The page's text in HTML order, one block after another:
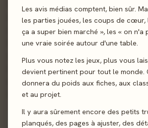
Les avis médias comptent, bien sûr.
les parties jouées, les coups de cœur,
ça a super bien marché », les « on
une vraie soirée autour d'une table.
Plus vous notez les jeux, plus vous
devient pertinent pour tout le
donnera du poids aux fiches, aux
et au projet.
Il y aura sûrement encore des petits
planqués, des pages à ajuster, des
Ce soir, un banquet est organisé par
sous son meilleur jour! Dans
chacun de vos tours. L'une d'elles se
l'influence d'une famille que soit
autres cartes se jouent dans votre
rapportent des points positifs ou
de partie. Choisissez au mieux où
le plus de points et remporter la partie !
Cartes